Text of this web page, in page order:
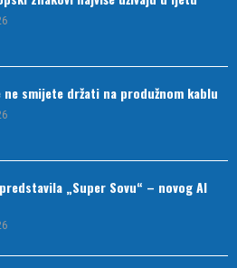
ne smijete držati na produžnom kablu
„Super Sovu“ – novog AI